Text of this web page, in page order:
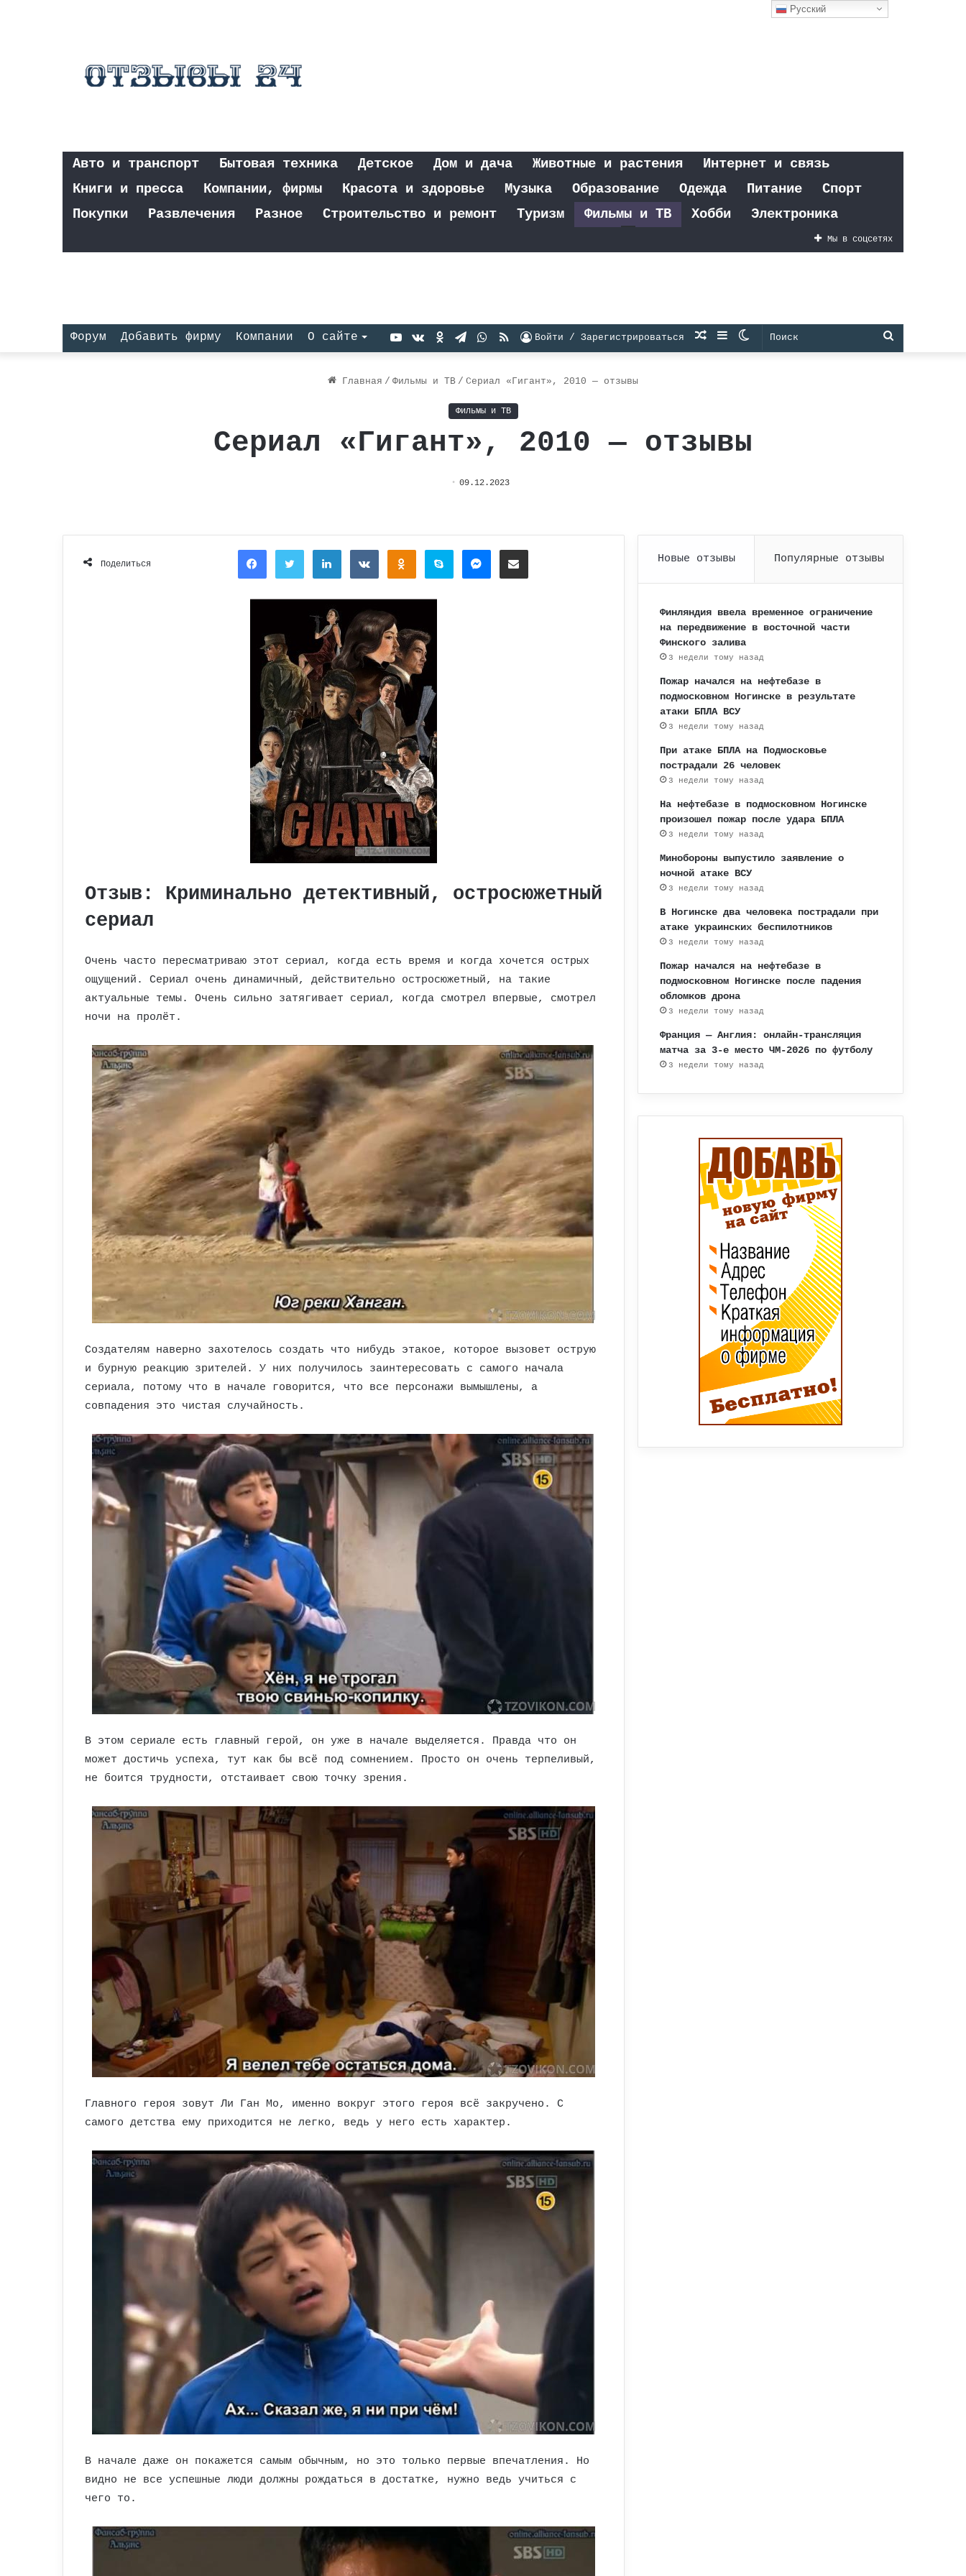
Авто и транспорт Бытовая техника Детское Дом и дача Животные и растения
Интернет и связь
Книги и пресса
Компании, фирмы Красота и здоровье Музыка Образование Одежда Питание
Спорт
Покупки
Развлечения Разное Строительство и ремонт Туризм Фильмы и ТВ Хобби Электроника
Мы в соцсетях
Форум Добавить фирму Компании О сайте Поиск
Switch
Sidebar
Случайная
Войти / Зарегистрироваться
RSS
WhatsApp
Telegram
Одноклассники
vk.com
YouTube
Главная / Фильмы и ТВ / Сериал «Гигант», 2010 — отзывы
Фильмы и ТВ
Сериал «Гигант», 2010 — отзывы
09.12.2023
Поделиться
FacebookTwitterLinkedInВконтактеОдноклассники
Skype MessengerПоделиться через электронную почту
Отзыв: Криминально детективный, остросюжетный
сериал
Очень часто пересматриваю этот сериал, когда есть время и когда хочется острых
ощущений. Сериал очень динамичный, действительно остросюжетный, на такие
актуальные темы. Очень сильно затягивает сериал, когда смотрел впервые, смотрел
ночи на пролёт.
Создателям наверно захотелось создать что нибудь этакое, которое вызовет острую
и бурную реакцию зрителей. У них получилось заинтересовать с самого начала
сериала, потому что в начале говорится, что все персонажи вымышлены, а
совпадения это чистая случайность.
В этом сериале есть главный герой, он уже в начале выделяется. Правда что он
может достичь успеха, тут как бы всё под сомнением. Просто он очень терпеливый,
не боится трудности, отстаивает свою точку зрения.
Главного героя зовут Ли Ган Мо, именно вокруг этого героя всё закручено. С
самого детства ему приходится не легко, ведь у него есть характер.
В начале даже он покажется самым обычным, но это только первые впечатления. Но
видно не все успешные люди должны рождаться в достатке, нужно ведь учиться с
чего то.
Новые отзывы Популярные отзывы
Финляндия ввела временное ограничение
на передвижение в восточной части
Финского залива
3 недели тому назад
Пожар начался на нефтебазе в
подмосковном Ногинске в результате
атаки БПЛА ВСУ
3 недели тому назад
При атаке БПЛА на Подмосковье
пострадали 26 человек
3 недели тому назад
На нефтебазе в подмосковном Ногинске
произошел пожар после удара БПЛА
3 недели тому назад
Минобороны выпустило заявление о
ночной атаке ВСУ
3 недели тому назад
В Ногинске два человека пострадали при
атаке украинских беспилотников
3 недели тому назад
Пожар начался на нефтебазе в
подмосковном Ногинске после падения
обломков дрона
3 недели тому назад
Франция — Англия: онлайн-трансляция
матча за 3-е место ЧМ-2026 по футболу
3 недели тому назад
Русский